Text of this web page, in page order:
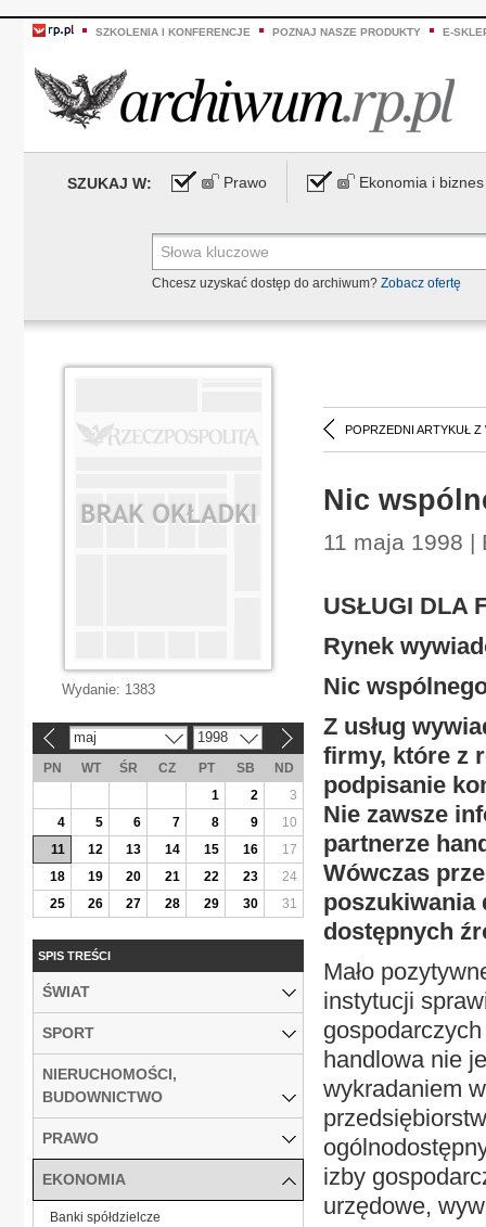
SZKOLENIA I KONFERENCJE POZNAJ NASZE PRODUKTY E-
SZUKAJ W: Prawo Ekonomia i biznes
Chcesz uzyskać dostęp do archiwum? Zobacz ofertę
POPRZEDNI ARTYKUŁ Z
Nic
11 maja 1998 |
USŁUGI DLA
Rynek
Nic
Z usług
firmy, które z
podpisanie
Nie zawsze
partnerze
Wówczas
poszukiwania
dostępnych
Mało
instytucji
handlowa nie
wykradaniem
izby
urzędowe,
Wydanie: 1383
maj 1998
PN WT ŚR CZ PT SB
ND
1
2
3
4
5 6 7 8 9
10
11
12 13 14 15 16
17
18
19 20 21 22 23
24
25
26 27 28 29 30 31
SPIS TREŚCI
ŚWIAT
SPORT
NIERUCHOMOŚCI,
BUDOWNICTWO
PRAWO
EKONOMIA
Banki spółdzielcze